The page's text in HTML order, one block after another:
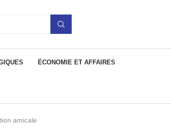
ÉCONOMIE ET AFFAIRES
amicale